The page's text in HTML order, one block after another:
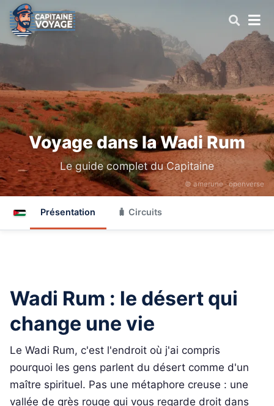
Voyage dans la Wadi Rum
Le guide complet du Capitaine
© amerune ·openverse
Présentation 🧳 Circuits
Wadi Rum : le désert qui
change une vie
Le Wadi Rum, c'est l'endroit où j'ai compris
pourquoi les gens parlent du désert comme d'un
maître spirituel. Pas une métaphore creuse : une
vallée de grès rouge qui vous regarde droit dans